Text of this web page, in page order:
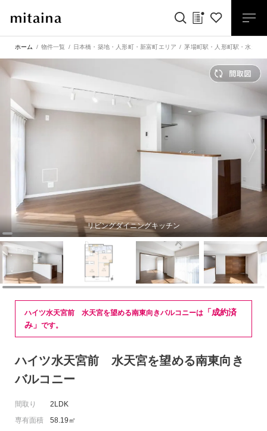
ホーム 物件一覧 日本橋・築地・人形町・新富町エリア 茅場町駅 ・ 人形町駅 ・水天宮
リビングダイニングキッチン
ハイツ水天宮前 水天宮を望める南東向きバルコニーは 「成約済
み」 です。
ハイツ水天宮前 水天宮を望める南東向き
バルコニー
間取り
2LDK
専有面積
58.19㎡